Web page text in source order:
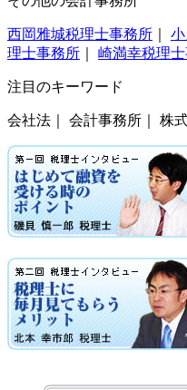
西岡雅城税理士事務所
理士事務所
崎満幸税理
注目のキーワード
会社法｜ 会計事務所｜ 株